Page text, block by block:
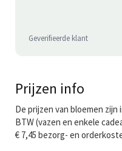
Geverifieerde klant
Prijzen info
De prijzen van bloemen
BTW (vazen en enkele
€ 7,45 bezorg- en